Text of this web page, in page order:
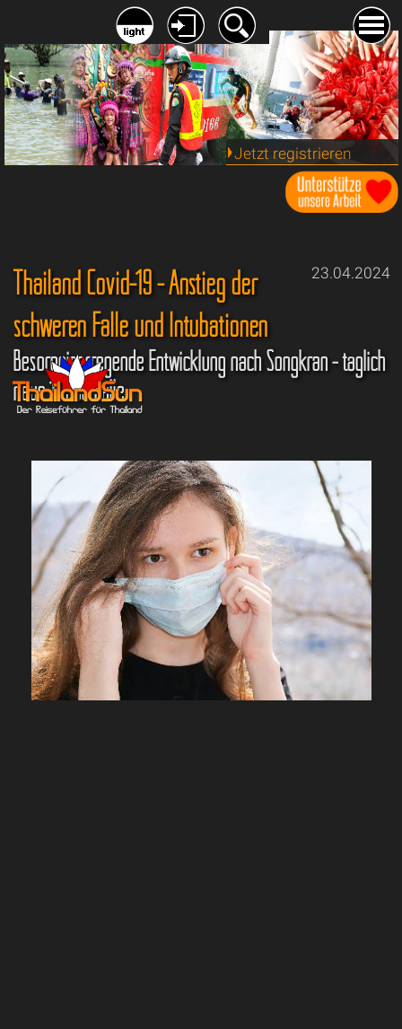
Jetzt registrieren
23.04.2024
Thailand Covid-19 - Anstieg der
schweren Fälle und Intubationen
Besorgniserregende Entwicklung nach Songkran - täglich
neue 10.000 Fälle